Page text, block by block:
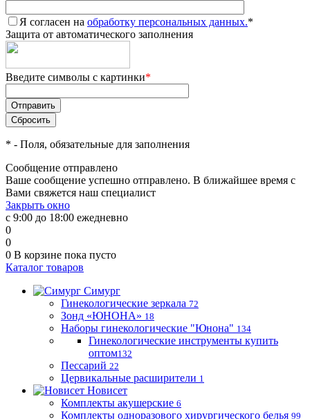
Я согласен на обработку персональных данных.*
Защита от автоматического заполнения
Введите символы с картинки*
* - Поля, обязательные для заполнения
Сообщение отправлено
Ваше сообщение успешно отправлено. В ближайшее время с
Вами свяжется наш специалист
Закрыть окно
с 9:00 до 18:00 ежедневно
0
0
0 В корзине пока пусто
Каталог товаров
Симург
Гинекологические зеркала 72
Зонд «ЮНОНА» 18
Наборы гинекологические "Юнона" 134
Гинекологические инструменты купить
оптом132
Пессарий 22
Цервикальные расширители 1
Новисет
Комплекты акушерские 6
Комплекты одноразового хирургического белья 99